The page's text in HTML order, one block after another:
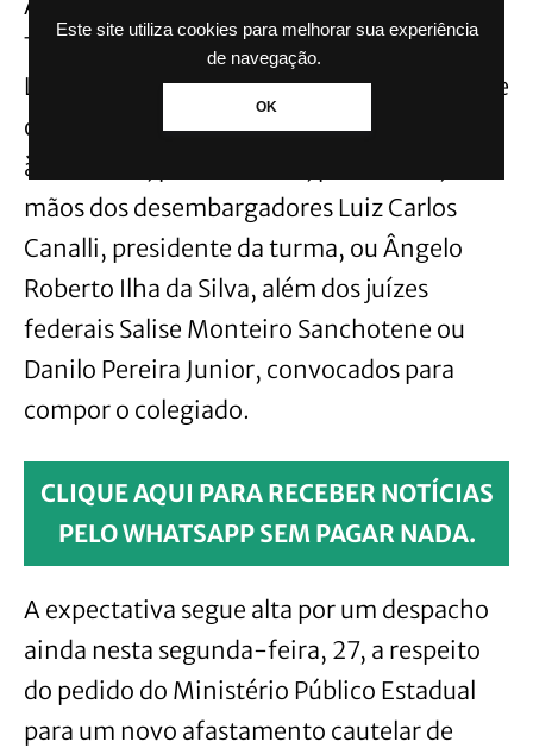
Este site utiliza cookies para melhorar sua experiência
de navegação.
OK
TRF4 conta com os desembargadores
Loreci Flores de Lima e Marcelo Malucelli. Se
os processos da Copa Livre forem enviados
à 7ª Turma, podem recair, por sorteio, nas
mãos dos desembargadores Luiz Carlos
Canalli, presidente da turma, ou Ângelo
Roberto Ilha da Silva, além dos juízes
federais Salise Monteiro Sanchotene ou
Danilo Pereira Junior, convocados para
compor o colegiado.
CLIQUE AQUI PARA RECEBER NOTÍCIAS
PELO WHATSAPP SEM PAGAR NADA.
A expectativa segue alta por um despacho
ainda nesta segunda-feira, 27, a respeito
do pedido do Ministério Público Estadual
para um novo afastamento cautelar de